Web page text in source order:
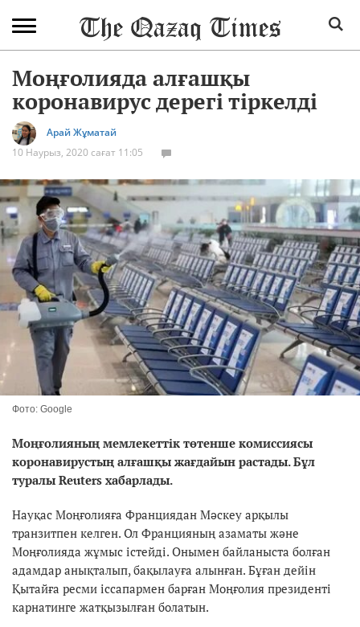
Моңғолияда алғашқы
коронавирус дерегі тіркелді
Арай Жұматай
10 Наурыз, 2020 сағат 11:05
Фото: Google
Моңғолияның мемлекеттік төтенше комиссиясы
коронавирустың алғашқы жағдайын растады. Бұл
туралы Reuters хабарлады.
Науқас Моңғолияға Франциядан Мәскеу арқылы
транзитпен келген. Ол Францияның азаматы және
Моңғолияда жұмыс істейді. Онымен байланыста болған
адамдар анықталып, бақылауға алынған. Бұған дейін
Қытайға ресми іссапармен барған Моңғолия президенті
карнатинге жатқызылған болатын.